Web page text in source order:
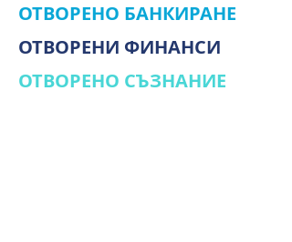
ОТВОРЕНО БАНКИРАНЕ
ОТВОРЕНИ ФИНАНСИ
ОТВОРЕНО СЪЗНАНИЕ